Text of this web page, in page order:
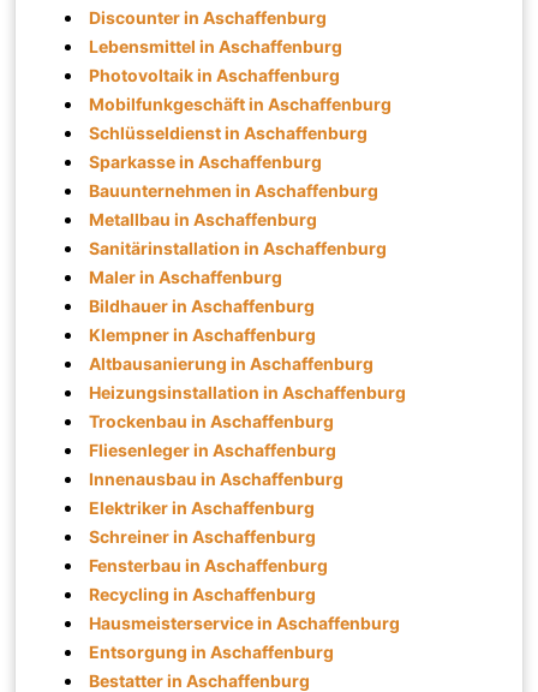
Discounter in Aschaffenburg
Lebensmittel in Aschaffenburg
Photovoltaik in Aschaffenburg
Mobilfunkgeschäft in Aschaffenburg
Schlüsseldienst in Aschaffenburg
Sparkasse in Aschaffenburg
Bauunternehmen in Aschaffenburg
Metallbau in Aschaffenburg
Sanitärinstallation in Aschaffenburg
Maler in Aschaffenburg
Bildhauer in Aschaffenburg
Klempner in Aschaffenburg
Altbausanierung in Aschaffenburg
Heizungsinstallation in Aschaffenburg
Trockenbau in Aschaffenburg
Fliesenleger in Aschaffenburg
Innenausbau in Aschaffenburg
Elektriker in Aschaffenburg
Schreiner in Aschaffenburg
Fensterbau in Aschaffenburg
Recycling in Aschaffenburg
Hausmeisterservice in Aschaffenburg
Entsorgung in Aschaffenburg
Bestatter in Aschaffenburg